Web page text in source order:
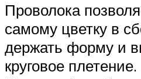
Проволока
самому цветку в
держать форму и
круговое плетение.